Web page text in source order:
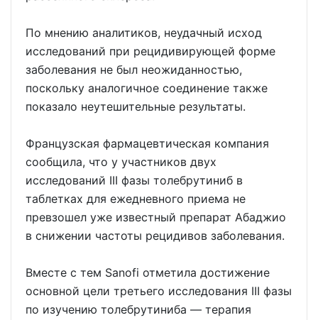
По мнению аналитиков, неудачный исход
исследований при рецидивирующей форме
заболевания не был неожиданностью,
поскольку аналогичное соединение также
показало неутешительные результаты.
Французская фармацевтическая компания
сообщила, что у участников двух
исследований III фазы толебрутиниб в
таблетках для ежедневного приема не
превзошел уже известный препарат Абаджио
в снижении частоты рецидивов заболевания.
Вместе с тем Sanofi отметила достижение
основной цели третьего исследования III фазы
по изучению толебрутиниба — терапия